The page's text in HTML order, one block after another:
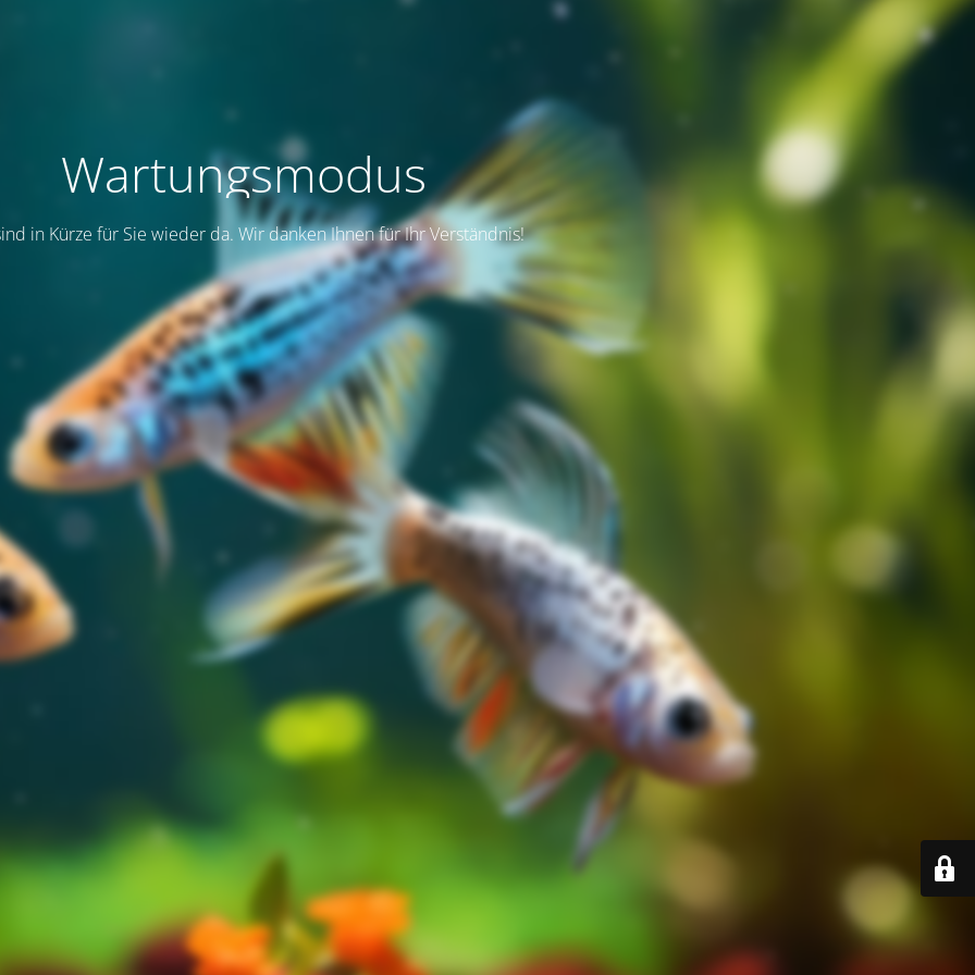
Wartungsmodus
in Kürze für Sie wieder da. Wir danken Ihnen für Ihr Verständnis!